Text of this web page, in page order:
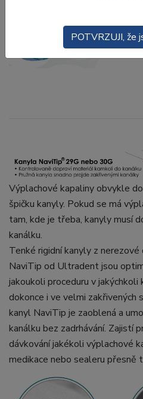
Výplachové kapaliny obvykle
špičku kanyly. Pokud se má
tam, kde je třeba, kanyly musí
kanálku.
Tenké rigidní kanyly z nerezové
NaviTip od Ultradent jsou
jakoukoli proceduru v jakýchkoli
dokonce i ve velmi zakřivených
kanyl NaviTip je zaoblená a
kanálku bez zadrhávání. Zajistí
dávkování jakékoli výplachové
medikace nebo sealeru přesně
POTVRZUJI, že